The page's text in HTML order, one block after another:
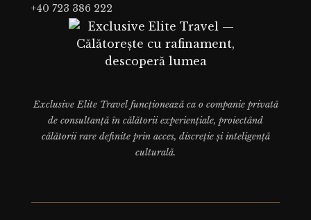
+40 723 386 222
Exclusive Elite Travel funcționează ca o companie privată
de consultanță în călătorii experiențiale, proiectând
călătorii rare definite prin acces, discreție și inteligență
culturală.